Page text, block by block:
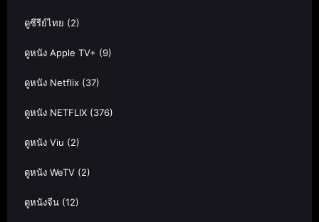
ดูซีรีย์ไทย (2)
ดูหนัง Apple TV+ (9)
ดูหนัง Netflix (37)
ดูหนัง NETFLIX (376)
ดูหนัง Viu (2)
ดูหนัง WeTV (2)
ดูหนังจีน (12)